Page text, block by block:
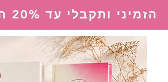
הזמיני ותקבלי עד 20% הנחה בהתאם למערכת ההנחות 💛